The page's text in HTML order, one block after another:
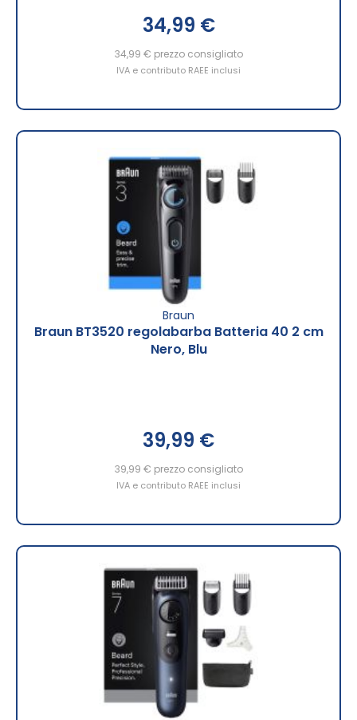
34,99 €
34,99 € prezzo consigliato
IVA e contributo RAEE inclusi
Braun
Braun BT3520 regolabarba Batteria 40 2 cm
Nero, Blu
39,99 €
39,99 € prezzo consigliato
IVA e contributo RAEE inclusi